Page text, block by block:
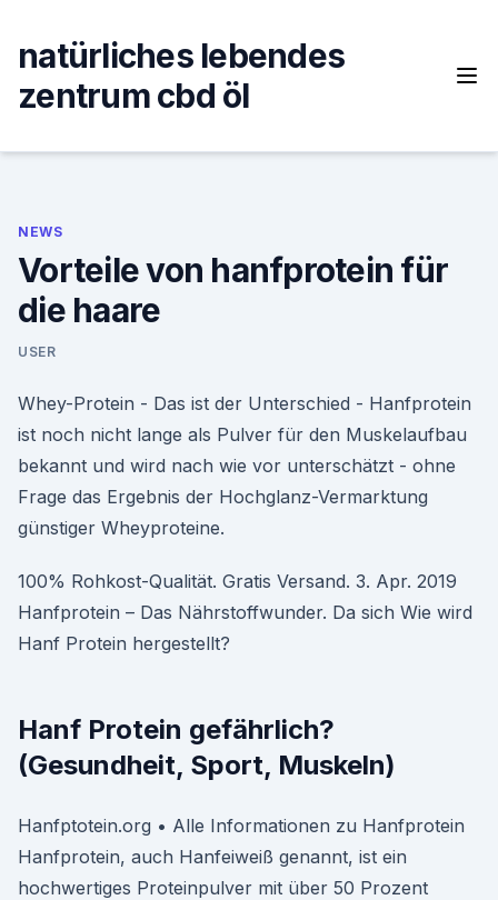
content
natürliches lebendes
zentrum cbd öl
NEWS
Vorteile von hanfprotein für
die haare
USER
Whey-Protein - Das ist der Unterschied - Hanfprotein
ist noch nicht lange als Pulver für den Muskelaufbau
bekannt und wird nach wie vor unterschätzt - ohne
Frage das Ergebnis der Hochglanz-Vermarktung
günstiger Wheyproteine.
100% Rohkost-Qualität. Gratis Versand. 3. Apr. 2019
Hanfprotein – Das Nährstoffwunder. Da sich Wie wird
Hanf Protein hergestellt?
Hanf Protein gefährlich?
(Gesundheit, Sport, Muskeln)
Hanfptotein.org • Alle Informationen zu Hanfprotein
Hanfprotein, auch Hanfeiweiß genannt, ist ein
hochwertiges Proteinpulver mit über 50 Prozent